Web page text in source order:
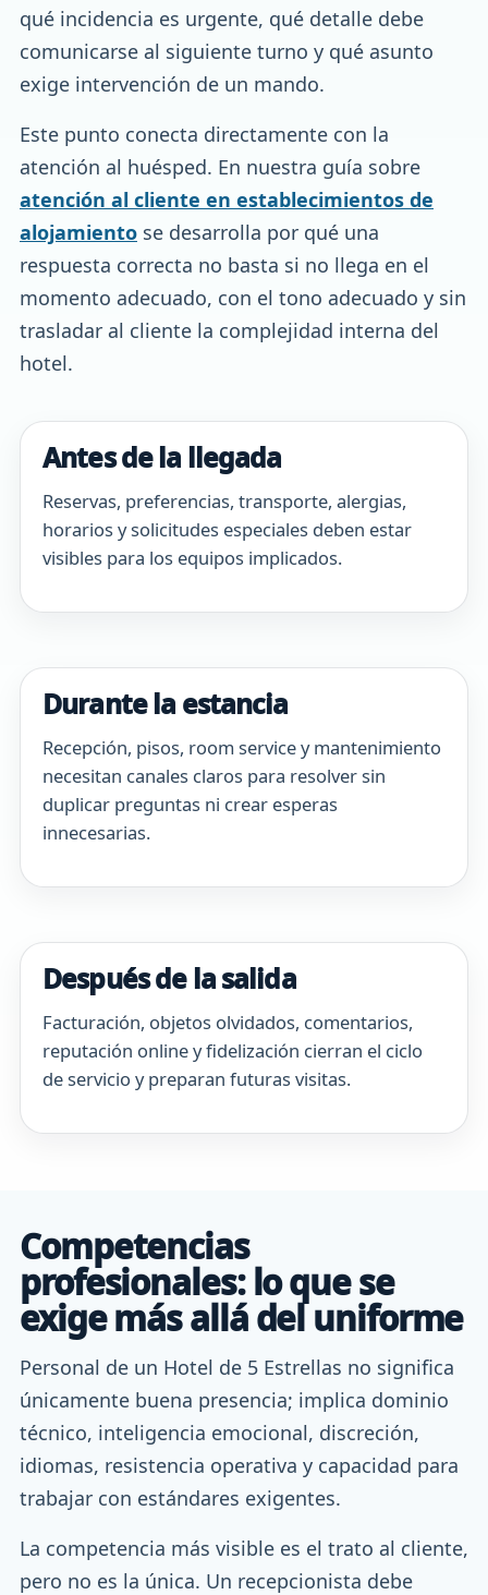
qué incidencia es urgente, qué detalle debe
comunicarse al siguiente turno y qué asunto
exige intervención de un mando.
Este punto conecta directamente con la
atención al huésped. En nuestra guía sobre
atención al cliente en establecimientos de
alojamiento se desarrolla por qué una
respuesta correcta no basta si no llega en el
momento adecuado, con el tono adecuado y sin
trasladar al cliente la complejidad interna del
hotel.
Antes de la llegada
Reservas, preferencias, transporte, alergias,
horarios y solicitudes especiales deben estar
visibles para los equipos implicados.
Durante la estancia
Recepción, pisos, room service y mantenimiento
necesitan canales claros para resolver sin
duplicar preguntas ni crear esperas
innecesarias.
Después de la salida
Facturación, objetos olvidados, comentarios,
reputación online y fidelización cierran el ciclo
de servicio y preparan futuras visitas.
Competencias
profesionales: lo que se
exige más allá del uniforme
Personal de un Hotel de 5 Estrellas no significa
únicamente buena presencia; implica dominio
técnico, inteligencia emocional, discreción,
idiomas, resistencia operativa y capacidad para
trabajar con estándares exigentes.
La competencia más visible es el trato al cliente,
pero no es la única. Un recepcionista debe